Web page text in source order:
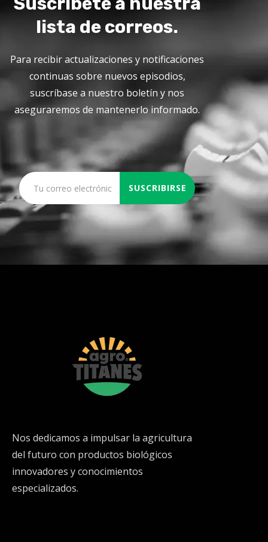
lista de correos.
Para recibir actualizaciones y notificaciones
continuas sobre nuevos episodios,
suscríbase a nuestro boletín y nos
aseguraremos de mantenerlo informado.
Nos dedicamos a impulsar la agricultura
del futuro con productos biológicos
innovadores y conocimientos
especializados.